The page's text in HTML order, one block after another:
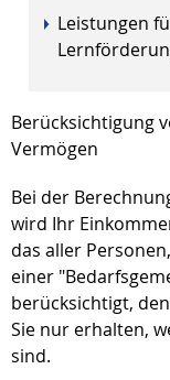
Leistungen
Berücksichtigung
Vermögen
Bei der
wird Ihr
das aller
einer
berücksichtigt,
Sie nur erhalten,
sind.